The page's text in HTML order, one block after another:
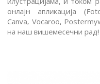
онлајн апликација
Canva, Vocaroo,
на наш вишемесечни рад!